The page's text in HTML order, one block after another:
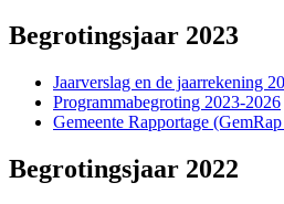
Begrotingsjaar 2023
Jaarverslag en de jaarrekening
Programmabegroting 2023-2026
Gemeente Rapportage
Begrotingsjaar 2022